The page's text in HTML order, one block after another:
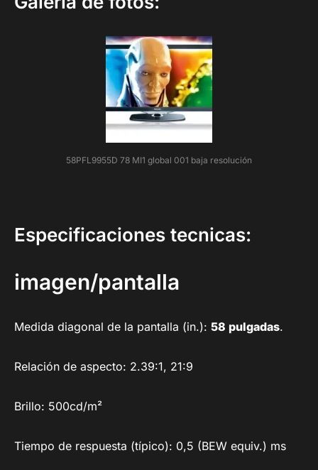
58PFL9955D 78 MI1 global 001 baja resolución
Especificaciones tecnicas:
imagen/pantalla
Medida diagonal de la pantalla (in.): 58 pulgadas.
Relación de aspecto: 2.39:1, 21:9
Brillo: 500cd/m²
Tiempo de respuesta (típico): 0,5 (BEW equiv.) ms